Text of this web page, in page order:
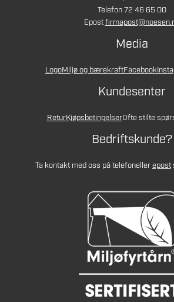
Telefon 72 46 65 00
Epost
Media
LogoMiljø og bærekraftFacebook
Kundesenter
ReturKjøpsbetingelserOfte stilte
Bedriftskunde?
Ta kontakt med oss på telefonellerepost